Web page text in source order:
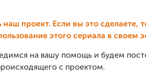
наш проект. Если вы это сделаете,
этого сериала в своем
на вашу помощь и будем
с проектом.